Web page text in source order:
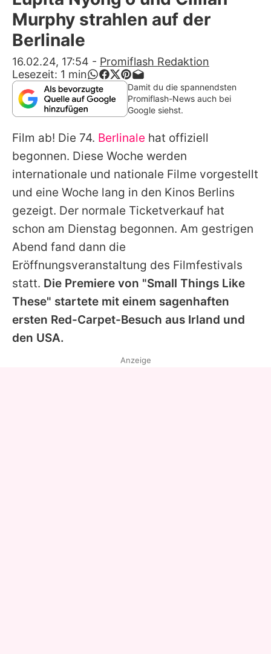
Alle Themen auf Promiflash
App runterladen
Team
Redaktionelle Richtlinien
Impressum
Datenschutzerklärung
Nutzungsbedingungen
Utiq verwalten
Murphy strahlen auf der
Berlinale
16.02.24, 17:54 - Promiflash Redaktion
Lesezeit: 1 min
Damit du die spannendsten
Promiflash-News auch bei
Google siehst.
Film ab! Die 74. Berlinale hat offiziell
begonnen. Diese Woche werden
internationale und nationale Filme vorgestellt
und eine Woche lang in den Kinos Berlins
gezeigt. Der normale Ticketverkauf hat
schon am Dienstag begonnen. Am gestrigen
Abend fand dann die
Eröffnungsveranstaltung des Filmfestivals
statt. Die Premiere von "Small Things Like
These" startete mit einem sagenhaften
ersten Red-Carpet-Besuch aus Irland und
den USA.
Anzeige